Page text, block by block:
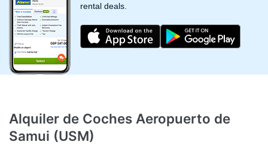
rental deals.
Alquiler de Coches Aeropuerto de
Samui (USM)